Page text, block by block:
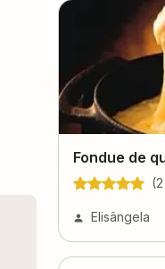
Fondue de
(2
Elisângela